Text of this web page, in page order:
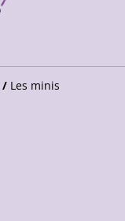
/ Les minis